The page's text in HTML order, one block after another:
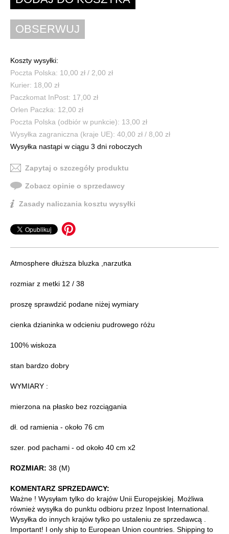
Koszty wysyłki:
Poczta Polska: 10,00 zł / 2,00 zł
Kurier: 18,00 zł
Paczkomat InPost: 17,00 zł
Orlen Paczka: 12,00 zł
Poczta Polska (odbiór w punkcie): 13,00 zł
Wysyłka zagraniczna (kraje UE): 40,00 zł / 8,00 zł
Wysyłka nastąpi w ciągu 3 dni roboczych
Zapytaj o szczegóły produktu
Zobacz opinie o sprzedawcy
Zasady naliczania kosztu wysyłki
Atmosphere dłuższa bluzka ,narzutka
rozmiar z metki 12 / 38
proszę sprawdzić podane niżej wymiary
cienka dzianinka w odcieniu pudrowego różu
100% wiskoza
stan bardzo dobry
WYMIARY :
mierzona na płasko bez rozciągania
dł. od ramienia - około 76 cm
szer. pod pachami - od około 40 cm x2
ROZMIAR: 38 (M)
KOMENTARZ SPRZEDAWCY:
Ważne ! Wysyłam tylko do krajów Unii Europejskiej. Możliwa
również wysyłka do punktu odbioru przez Inpost International.
Wysyłka do innych krajów tylko po ustaleniu ze sprzedawcą .
Important! I only ship to European Union countries. Shipping to